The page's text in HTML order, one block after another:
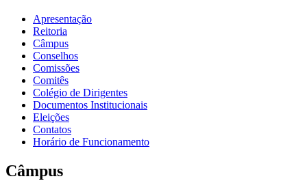
Apresentação
Reitoria
Câmpus
Conselhos
Comissões
Comitês
Colégio de Dirigentes
Documentos Institucionais
Eleições
Contatos
Horário de Funcionamento
Câmpus